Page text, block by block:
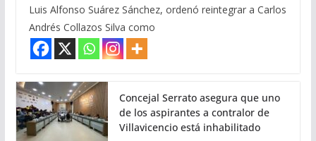
Luis Alfonso Suárez Sánchez, ordenó reintegrar a Carlos
Andrés Collazos Silva como
Concejal Serrato asegura que uno
de los aspirantes a contralor de
Villavicencio está inhabilitado